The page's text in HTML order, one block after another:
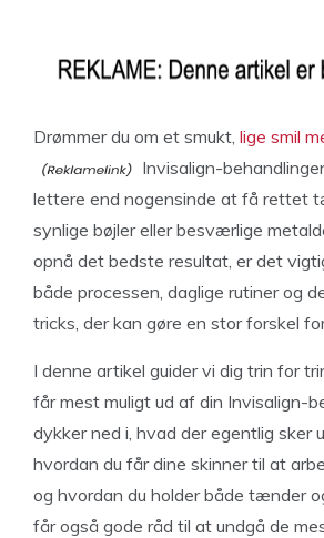
Drømmer du om et smukt, lige smil
Invisalign-
lettere end nogensinde at få rettet
synlige bøjler eller besværlige
opnå det bedste resultat, er det
både processen, daglige rutiner og
tricks, der kan gøre en stor forskel
I denne artikel guider vi dig trin for
får mest muligt ud af din Invisalign-
dykker ned i, hvad der egentlig sker
hvordan du får dine skinner til at
og hvordan du holder både tænder
får også gode råd til at undgå de